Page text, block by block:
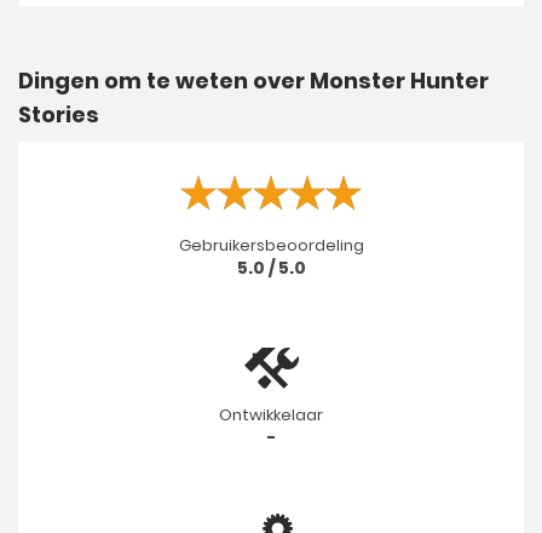
Dingen om te weten over Monster Hunter
Stories
Gebruikersbeoordeling
5.0 / 5.0
Ontwikkelaar
-